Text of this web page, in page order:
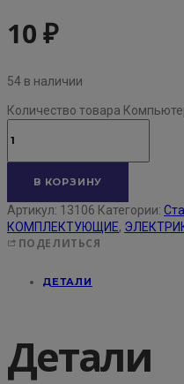
10₽
54 в наличии
Количество товара
В КОРЗИНУ
Артикул: 13106 Категории:
КОМПЛЕКТУЮЩИЕ,
ПОДЕЛИТЬСЯ
ДЕТАЛИ
Детали